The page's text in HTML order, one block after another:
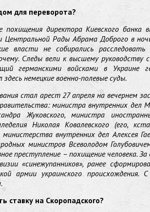
для переворота?
похищения директора Киевского банка
Центральной Рады Абрама Доброго в
власти не собирались расследовать
Следы вели к высшему руководству
германскими войсками в Украине
немецкие военно-полевые суды.
стал арест 27 апреля на вечернем
министра внутренних дел
Жуковского, министра
Николая Ковалевского (его,
внутренних дел Алексея
министров Всеволодом
преступление – похищение человека. За
«синежупанников», ранее
армии украинского происхождения.
ставку на Скоропадского?